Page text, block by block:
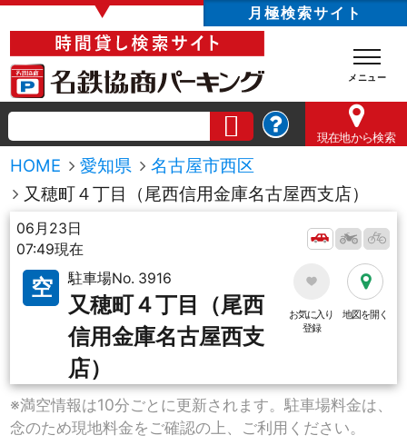
▼ 月極検索サイト
現在地から検索
HOME 愛知県
名古屋市西区
又穂町４丁目（尾西信用金庫名古屋西支店）
06月23日
07:49現在
空 駐車場No. 3916
又穂町４丁目（尾西
信用金庫名古屋西支
店）
お気に入り
登録
地図を開く
※満空情報は10分ごとに更新されます。駐車場料金は、
念のため現地料金をご確認の上、ご利用ください。